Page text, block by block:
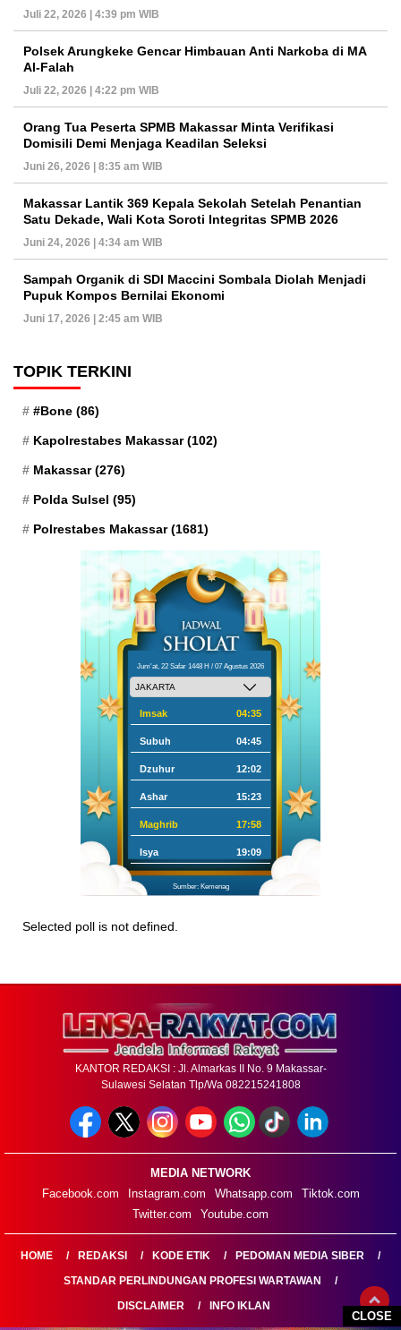
CLOSE
Juli 22, 2026 | 4:39 pm WIB
Polsek Arungkeke Gencar Himbauan Anti Narkoba di MA
Al-Falah
Juli 22, 2026 | 4:22 pm WIB
Orang Tua Peserta SPMB Makassar Minta Verifikasi
Domisili Demi Menjaga Keadilan Seleksi
Juni 26, 2026 | 8:35 am WIB
Makassar Lantik 369 Kepala Sekolah Setelah Penantian
Satu Dekade, Wali Kota Soroti Integritas SPMB 2026
Juni 24, 2026 | 4:34 am WIB
Sampah Organik di SDI Maccini Sombala Diolah Menjadi
Pupuk Kompos Bernilai Ekonomi
Juni 17, 2026 | 2:45 am WIB
TOPIK TERKINI
#Bone (86)
Kapolrestabes Makassar(102)
Makassar(276)
Polda Sulsel (95)
Polrestabes Makassar(1681)
Jum'at, 22 Safar 1448 H / 07 Agustus 2026
Imsak 04:35
Subuh 04:45
Dzuhur 12:02
Ashar 15:23
Maghrib 17:58
Isya 19:09
Sumber: Kemenag
Selected poll is not defined.
KANTOR REDAKSI : Jl. Almarkas II No. 9 Makassar-
Sulawesi Selatan Tlp/Wa 082215241808
MEDIA NETWORK
Facebook.com
Instagram.com Whatsapp.com
Tiktok.com
Twitter.com
Youtube.com
HOME REDAKSI KODE ETIK
PEDOMAN MEDIA SIBER
STANDAR PERLINDUNGAN PROFESI WARTAWAN
DISCLAIMER
INFO IKLAN